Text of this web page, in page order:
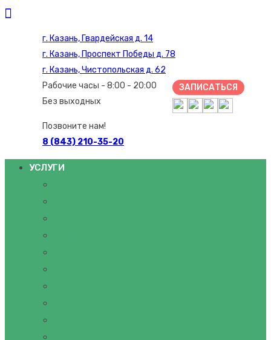
г. Казань, Гвардейская д. 14
г. Казань, Проспект Победы д. 78
г. Казань, Чистопольская д. 62
Рабочие часы - 8:00 - 20:00
Без выходных
ЗАПИСАТЬСЯ
Позвоните нам!
8 (843) 210-35-20
УСЛУГИ